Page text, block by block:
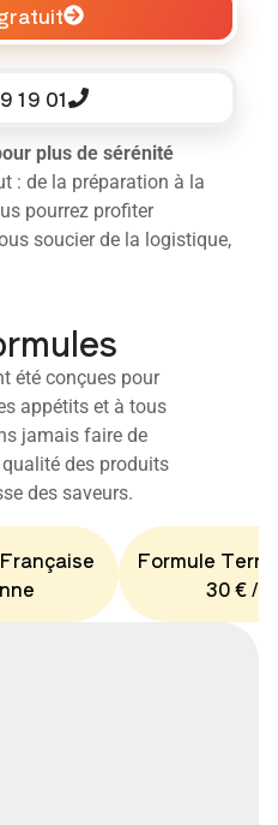
19 01
plus de sérénité
: de la préparation à la
pourrez profiter
soucier de la logistique,
été conçues pour
appétits et à tous
jamais faire de
des produits
des saveurs.
Formule
30 € /